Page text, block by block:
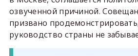
озвученной причиной.
призвано
руководство страны не